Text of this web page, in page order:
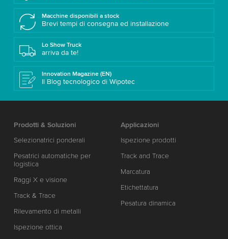
Macchine disponibili a stock
Brevi tempi di consegna ed installazione
Lo Show Truck
arriva da te!
Innovation Magazine (EN)
Il Blog tecnologico di Wipotec
Prodotti & Soluzioni
Selezionatrici ponderali
Pesatrici automatiche per
logistica
Raggi X e visione
Track & Trace
Rilevamento di metalli
Ispezione ottica
Applicazioni
Ispezione prodotti
Track and Trace
Marcatura
Etichettatura
Pesatura dinamica